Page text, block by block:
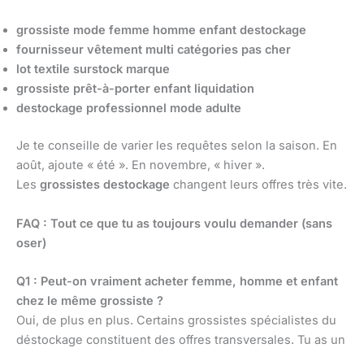
grossiste mode femme homme enfant destockage
fournisseur vêtement multi catégories pas cher
lot textile surstock marque
grossiste prêt-à-porter enfant liquidation
destockage professionnel mode adulte
Je te conseille de varier les requêtes selon la saison. En
août, ajoute « été ». En novembre, « hiver ».
Les grossistes destockage changent leurs offres très vite.
FAQ : Tout ce que tu as toujours voulu demander (sans
oser)
Q1 : Peut-on vraiment acheter femme, homme et enfant
chez le même grossiste ?
Oui, de plus en plus. Certains grossistes spécialistes du
déstockage constituent des offres transversales. Tu as un